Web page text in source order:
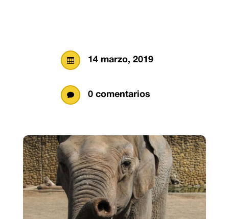
 14 marzo, 2019
 0 comentarios